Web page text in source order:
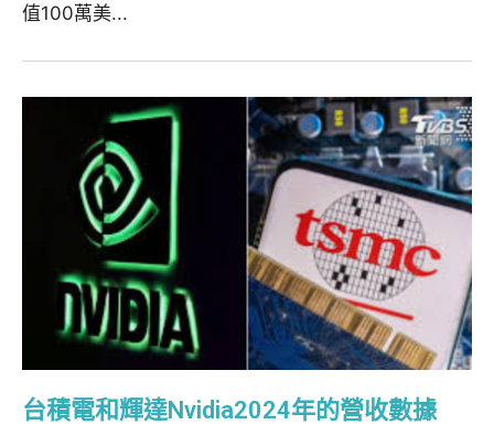
值100萬美...
台積電和輝達Nvidia2024年的營收數據